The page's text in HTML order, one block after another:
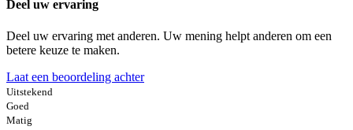
Deel uw ervaring
Deel uw ervaring met anderen. Uw mening helpt anderen om een
betere keuze te maken.
Laat een beoordeling achter
Uitstekend
Goed
Matig